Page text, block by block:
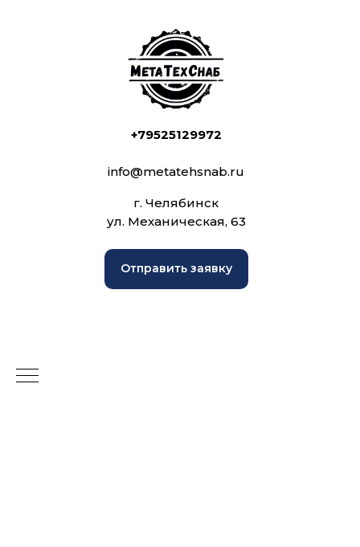
+79525129972
info@metatehsnab.ru
г. Челябинск
ул. Механическая, 63
Отправить заявку